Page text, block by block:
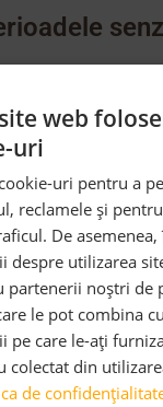
creativă, o
CITEȘTE MAI MULT
ne pe:
web
uri
uri pentru a
reclamele și
De
despre utilizarea
partenerii noștri de
le pot combina
pe care le-ați
colectat din
de